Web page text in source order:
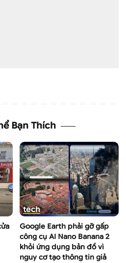
Bạn Thích
tech
Google Earth phải gỡ gấp
công cụ AI Nano Banana 2
khỏi ứng dụng bản đồ vì
nguy cơ tạo thông tin giả